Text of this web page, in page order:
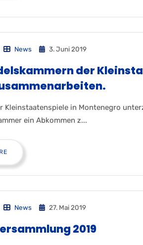
News 3. Juni 2019
der
Kleinstaatenspiele in Montenegro
ein Abkommen z...
News 27. Mai 2019
2019